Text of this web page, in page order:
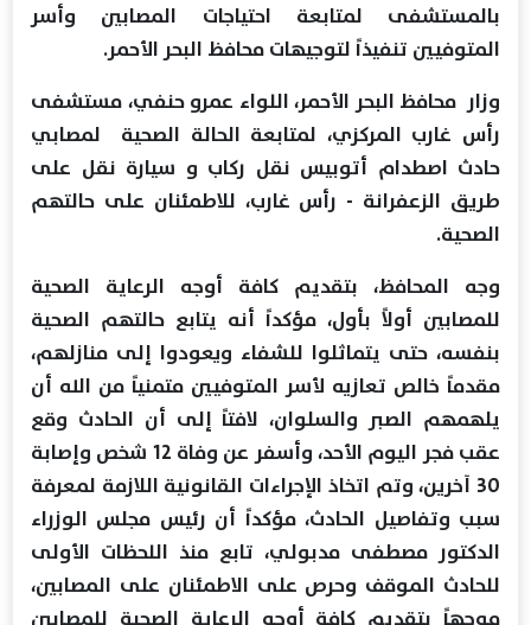
بالمستشفى لمتابعة احتياجات المصابين وأسر
المتوفيين تنفيذاً لتوجيهات محافظ البحر الأحمر.
وزار محافظ البحر الأحمر، اللواء عمرو حنفي، مستشفى
رأس غارب المركزي، لمتابعة الحالة الصحية لمصابي
حادث اصطدام أتوبيس نقل ركاب و سيارة نقل على
طريق الزعفرانة - رأس غارب، للاطمئنان على حالتهم
الصحية.
وجه المحافظ، بتقديم كافة أوجه الرعاية الصحية
للمصابين أولاً بأول، مؤكداً أنه يتابع حالتهم الصحية
بنفسه، حتى يتماثلوا للشفاء ويعودوا إلى منازلهم،
مقدماً خالص تعازيه لأسر المتوفيين متمنياً من الله أن
يلهمهم الصبر والسلوان، لافتاً إلى أن الحادث وقع
عقب فجر اليوم الأحد، وأسفر عن وفاة 12 شخص وإصابة
30 آخرين، وتم اتخاذ الإجراءات القانونية اللازمة لمعرفة
سبب وتفاصيل الحادث، مؤكداً أن رئيس مجلس الوزراء
الدكتور مصطفى مدبولي، تابع منذ اللحظات الأولى
للحادث الموقف وحرص على الاطمئنان على المصابين،
موجهاً بتقديم كافة أوجه الرعاية الصحية للمصابين